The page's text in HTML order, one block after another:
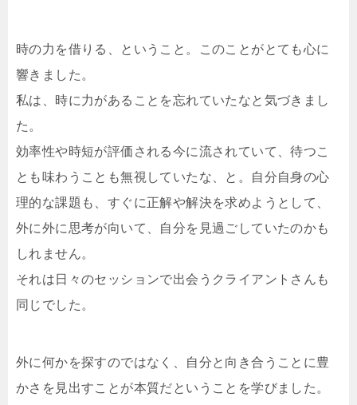
時の力を借りる、ということ。このことがとても心に
響きました。
私は、時に力があることを忘れていたなと気づきまし
た。
効率性や時短が評価される今に流されていて、待つこ
とも味わうことも無視していたな、と。自分自身の心
理的な課題も、すぐに正解や解決を求めようとして、
外に外に思考が向いて、自分を見過ごしていたのかも
しれません。
それは日々のセッションで出会うクライアントさんも
同じでした。
外に何かを探すのではなく、自分と向き合うことに豊
かさを見出すことが本質だということを学びました。